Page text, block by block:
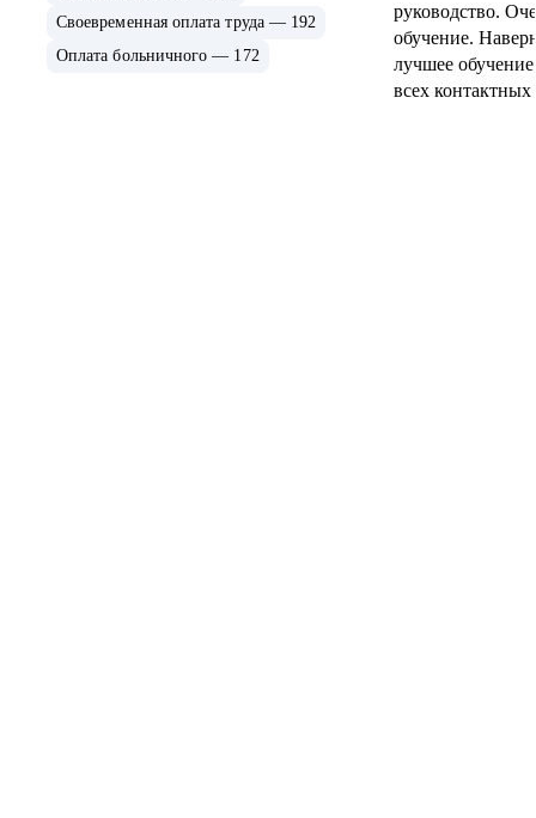
Своевременная оплата труда — 192
Оплата больничного — 172
руководство.
обучение.
лучшее
всех